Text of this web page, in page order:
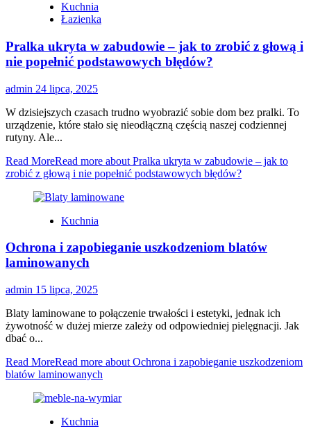
Kuchnia
Łazienka
Pralka ukryta w zabudowie – jak to zrobić z głową i
nie popełnić podstawowych błędów?
admin 24 lipca, 2025
W dzisiejszych czasach trudno wyobrazić sobie dom bez pralki. To
urządzenie, które stało się nieodłączną częścią naszej codziennej
rutyny. Ale...
Read MoreRead more about Pralka ukryta w zabudowie – jak to
zrobić z głową i nie popełnić podstawowych błędów?
Kuchnia
Ochrona i zapobieganie uszkodzeniom blatów
laminowanych
admin 15 lipca, 2025
Blaty laminowane to połączenie trwałości i estetyki, jednak ich
żywotność w dużej mierze zależy od odpowiedniej pielęgnacji. Jak
dbać o...
Read MoreRead more about Ochrona i zapobieganie uszkodzeniom
blatów laminowanych
Kuchnia